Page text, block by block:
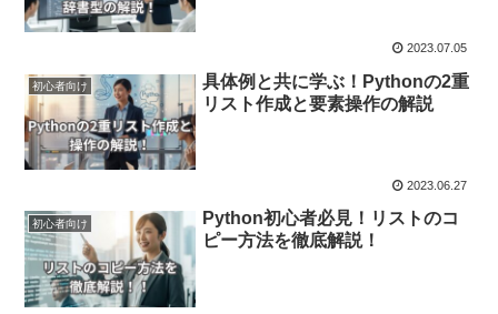
2023.07.05
初心者向け
具体例と共に学ぶ！Pythonの2重
リスト作成と要素操作の解説
2023.06.27
初心者向け
Python初心者必見！リストのコ
ピー方法を徹底解説！